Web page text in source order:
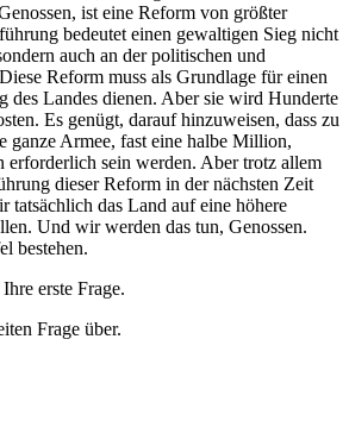
ist eine Reform von größter
bedeutet einen gewaltigen Sieg nicht
auch an der politischen und
Reform muss als Grundlage für einen
des Landes dienen. Aber sie wird Hunderte
Es genügt, darauf hinzuweisen, dass zu
ganze Armee, fast eine halbe Million,
erforderlich sein werden. Aber trotz allem
dieser Reform in der nächsten Zeit
tatsächlich das Land auf eine höhere
Und wir werden das tun, Genossen.
bestehen.
erste Frage.
Frage über.